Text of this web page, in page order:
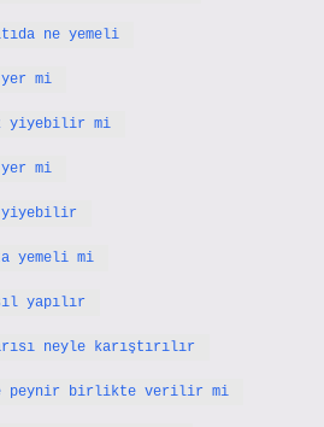
ne yemeli
mi
yiyebilir mi
mi
yiyebilir
yemeli mi
yapılır
neyle karıştırılır
peynir birlikte verilir mi